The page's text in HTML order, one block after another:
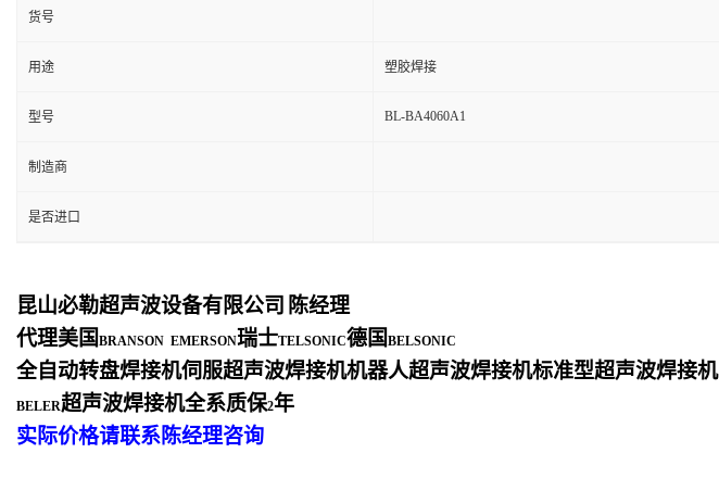
货号
用途 塑胶焊接
型号 BL-BA4060A1
制造商
是否进口
昆山必勒超声波设备有限公司 陈经理
代理美国 BRANSON EMERSON瑞士TELSONIC德国 BELSONIC
全自动转盘焊接机伺服超声波焊接机机器人超声波焊接机标准型超声波焊接机
BELER超声波焊接机全系质保2年
实际价格请联系陈经理咨询